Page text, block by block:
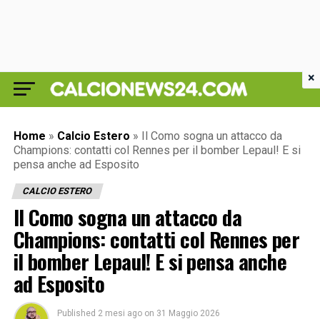
Home » Calcio Estero » Il Como sogna un attacco da
Champions: contatti col Rennes per il bomber Lepaul! E si
pensa anche ad Esposito
CALCIO ESTERO
Il Como sogna un attacco da
Champions: contatti col Rennes per
il bomber Lepaul! E si pensa anche
ad Esposito
Published 2 mesi ago on 31 Maggio 2026
×